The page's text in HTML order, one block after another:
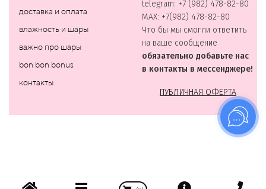
доставка и оплата
влажность и шары
важно про шары
bon bon bonus
контакты
telegram: +7 (982) 478-82-80
MAХ: +7(982) 478-82-80
Что бы мы смогли ответить
на ваше сообщение
обязательно добавьте нас
в контакты в мессенджере!
ПУБЛИЧНАЯ ОФЕРТА